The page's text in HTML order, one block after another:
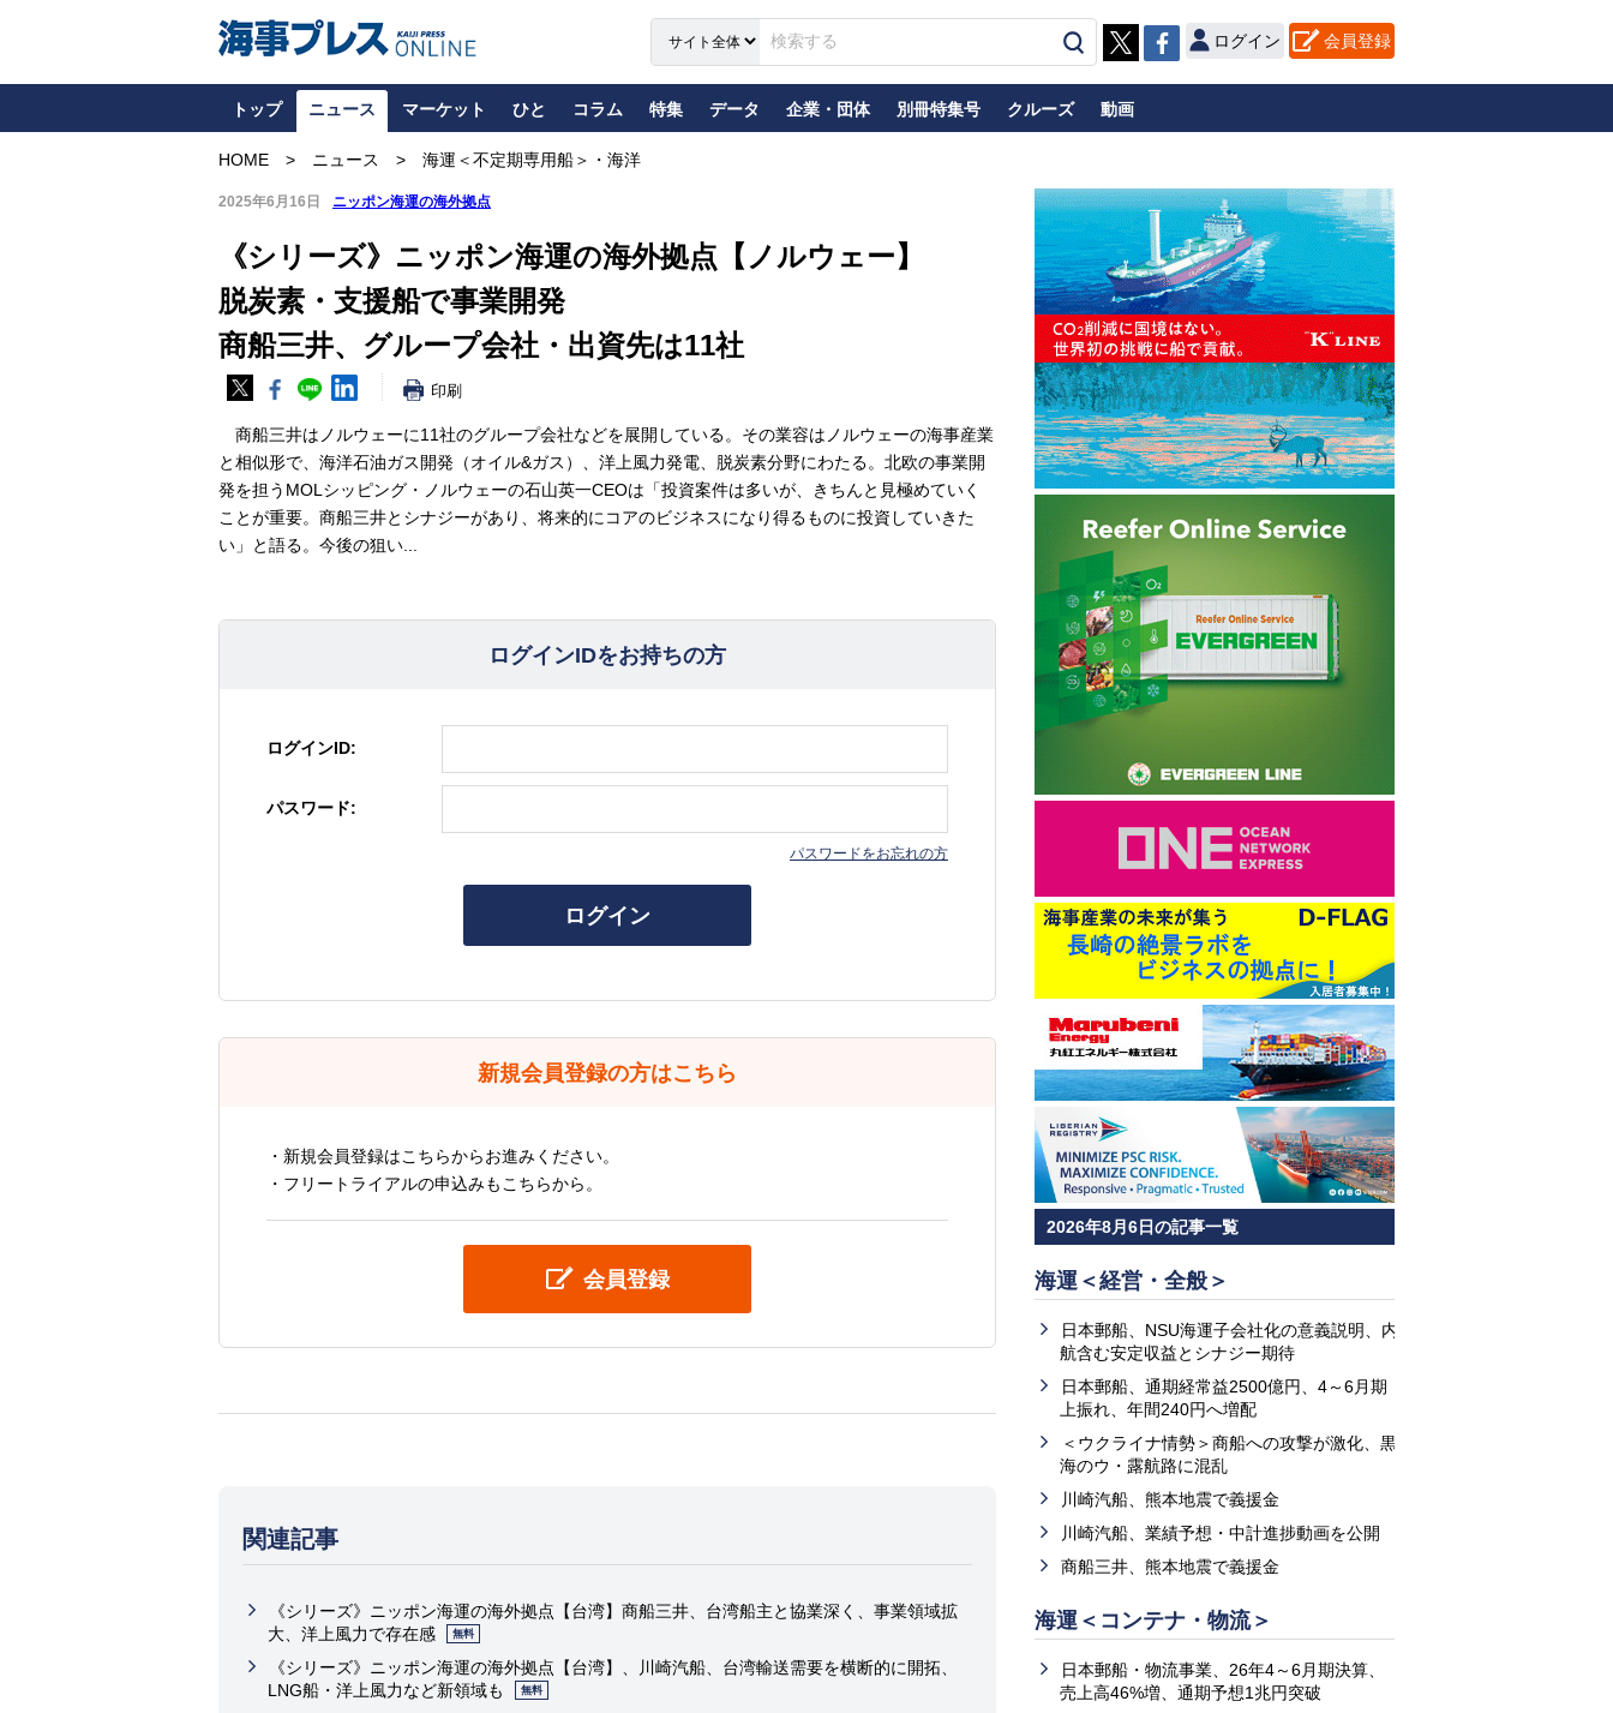
ログイン 会員登録
トップ ニュース マーケット ひと コラム 特集 データ 企業・団体 別冊特集号 クルーズ 動画
HOME ニュース 海運＜不定期専用船＞・海洋
2025年6月16日 ニッポン海運の海外拠点
《シリーズ》ニッポン海運の海外拠点【ノルウェー】
脱炭素・支援船で事業開発
商船三井、グループ会社・出資先は11社
印刷
商船三井はノルウェーに11社のグループ会社などを展開している。その業容はノルウェーの海事産業
と相似形で、海洋石油ガス開発（オイル&ガス）、洋上風力発電、脱炭素分野にわたる。北欧の事業開
発を担うMOLシッピング・ノルウェーの石山英一CEOは「投資案件は多いが、きちんと見極めていく
ことが重要。商船三井とシナジーがあり、将来的にコアのビジネスになり得るものに投資していきた
い」と語る。今後の狙い...
ログインIDをお持ちの方
ログインID:
パスワード:
パスワードをお忘れの方
ログイン
新規会員登録の方はこちら
・新規会員登録はこちらからお進みください。
・フリートライアルの申込みもこちらから。
会員登録
関連記事
《シリーズ》ニッポン海運の海外拠点【台湾】商船三井、台湾船主と協業深く、事業領域拡
大、洋上風力で存在感
無料
《シリーズ》ニッポン海運の海外拠点【台湾】、川崎汽船、台湾輸送需要を横断的に開拓、
LNG船・洋上風力など新領域も
無料
2026年8月6日の記事一覧
海運＜経営・全般＞
日本郵船、NSU海運子会社化の意義説明、内
航含む安定収益とシナジー期待
日本郵船、通期経常益2500億円、4～6月期
上振れ、年間240円へ増配
＜ウクライナ情勢＞商船への攻撃が激化、黒
海のウ・露航路に混乱
川崎汽船、熊本地震で義援金
川崎汽船、業績予想・中計進捗動画を公開
商船三井、熊本地震で義援金
海運＜コンテナ・物流＞
日本郵船・物流事業、26年4～6月期決算、
売上高46%増、通期予想1兆円突破